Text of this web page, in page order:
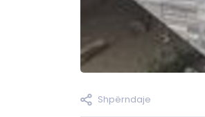
Shpërndaje